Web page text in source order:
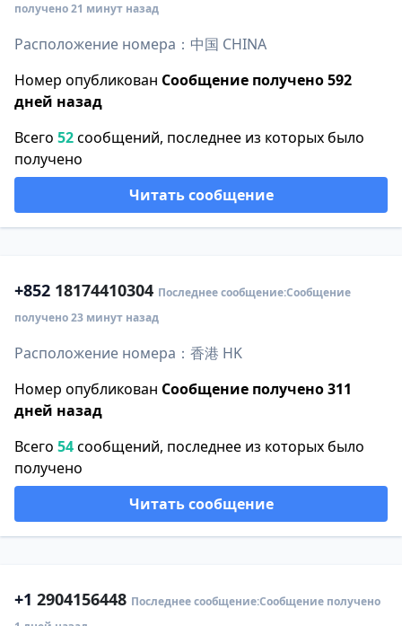
получено 21 минут назад
Расположение номера：中国 CHINA
Номер опубликован Сообщение получено 592
дней назад
Всего 52сообщений, последнее из которых было
получено
Читать сообщение
+852 18174410304 Последнее сообщение:Сообщение
получено 23 минут назад
Расположение номера：香港 HK
Номер опубликован Сообщение получено 311
дней назад
Всего 54сообщений, последнее из которых было
получено
Читать сообщение
+1 2904156448 Последнее сообщение:Сообщение получено